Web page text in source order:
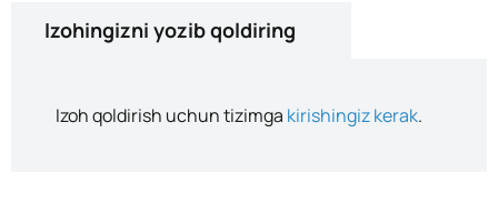
Izohingizni yozib qoldiring
Izoh qoldirish uchun tizimga kirishingiz kerak.